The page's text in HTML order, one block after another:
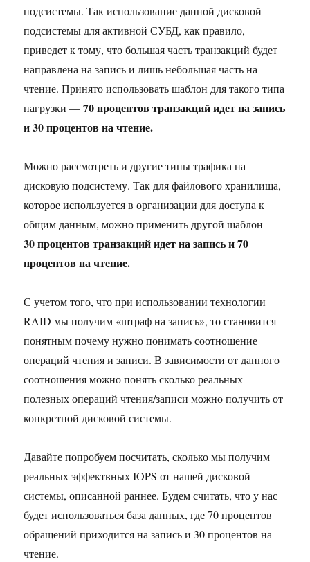
подсистемы. Так использование данной дисковой
подсистемы для активной СУБД, как правило,
приведет к тому, что большая часть транзакций будет
направлена на запись и лишь небольшая часть на
чтение. Принято использовать шаблон для такого типа
нагрузки —70 процентов транзакций идет на запись
и 30 процентов на чтение.
Можно рассмотреть и другие типы трафика на
дисковую подсистему. Так для файлового хранилища,
которое используется в организации для доступа к
общим данным, можно применить другой шаблон —
30 процентов транзакций идет на запись и 70
процентов на чтение.
С учетом того, что при использовании технологии
RAID мы получим «штраф на запись», то становится
понятным почему нужно понимать соотношение
операций чтения и записи. В зависимости от данного
соотношения можно понять сколько реальных
полезных операций чтения/записи можно получить от
конкретной дисковой системы.
Давайте попробуем посчитать, сколько мы получим
реальных эффектвных IOPS от нашей дисковой
системы, описанной раннее. Будем считать, что у нас
будет использоваться база данных, где 70 процентов
обращений приходится на запись и 30 процентов на
чтение.